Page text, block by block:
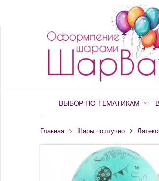
ВЫБОР ПО ТЕМАТИКАМ
Главная Шары поштучно